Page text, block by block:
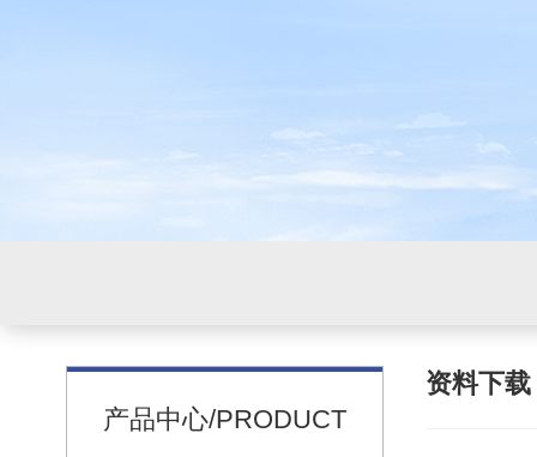
产品中心/PRODUCT
资料下载